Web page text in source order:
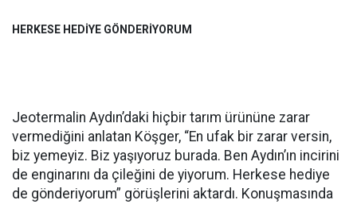
HERKESE HEDİYE GÖNDERİYORUM
Jeotermalin Aydın’daki hiçbir tarım ürününe zarar
vermediğini anlatan Köşger, “En ufak bir zarar versin,
biz yemeyiz. Biz yaşıyoruz burada. Ben Aydın’ın incirini
de enginarını da çileğini de yiyorum. Herkese hediye
de gönderiyorum” görüşlerini aktardı. Konuşmasında